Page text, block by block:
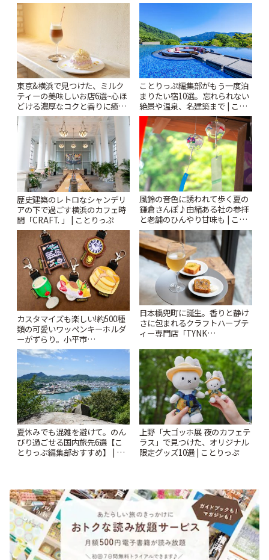
~ | ことりっぷ
東京&横浜で見つけた、ミルク
ティーの美味しいお店6選~心ほ
どける濃厚なコクと香りに癒や
されるティータイム~ | ことりっ
ぷ
ことりっぷ編集部がもう一度泊
まりたい宿10選。忘れられない
絶景や温泉、名建築まで | こと
りっぷ
歴史建築のレトロなシャンデリ
アの下で過ごす横浜のカフェ時
間「CRAFT. 」 | ことりっぷ
風鈴の音色に誘われて歩く夏の
鎌倉さんぽ♪由緒ある社の参拝
と老舗のひんやり甘味も | こと
りっぷ
カスタマイズも楽しい!約500種
類の可愛いワッペンキーホルダ
ーがずらり。小平市
「Kimamaya T&K」 | ことりっ
ぷ
日本橋兜町に誕生。香りと静け
さに包まれるクラフトハーブテ
ィー専門店「TYNK
夏休みでも混雑を避けて。のん
びり過ごせる国内旅先6選【こ
とりっぷ編集部おすすめ】 | こ
上野「大ゴッホ展 夜のカフェテ
ラス」で見つけた、オリジナル
限定グッズ10選 | ことりっぷ